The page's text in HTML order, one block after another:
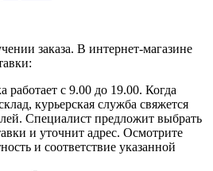
заказа. В интернет-магазине
работает с 9.00 до 19.00. Когда
курьерская служба свяжется
Специалист предложит выбрать
и уточнит адрес. Осмотрите
и соответствие указанной